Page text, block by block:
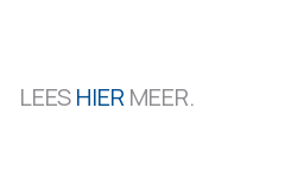
LEESHIERMEER.